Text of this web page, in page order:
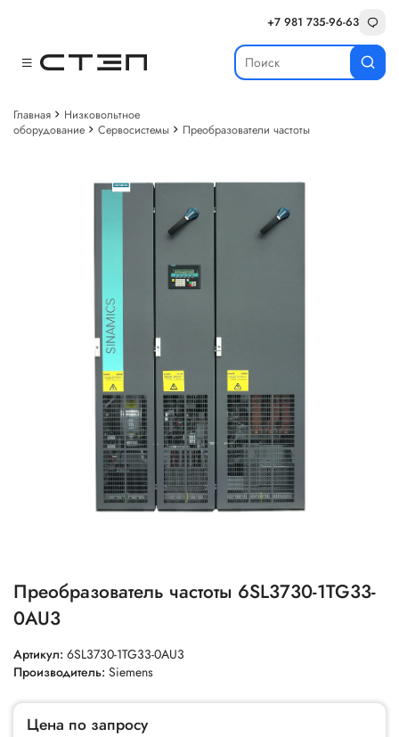
+7 981 735-96-63
Главная
Низковольтное
оборудование
Сервосистемы Преобразователи частоты
Преобразователь частоты 6SL3730-1TG33-
0AU3
Артикул: 6SL3730-1TG33-0AU3
Производитель: Siemens
Цена по запросу